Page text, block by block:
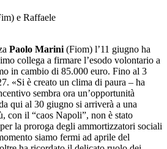
e Raffaele
Paolo Marini (Fiom) l’11 giugno ha
collega a firmare l’esodo volontario a
in cambio di 85.000 euro. Fino al 3
«Si è creato un clima di paura – ha
sembra ora un’opportunità
qui al 30 giugno si arriverà a una
con il “caos Napoli”, non è stato
la proroga degli ammortizzatori sociali
siamo fermi ad aprile del